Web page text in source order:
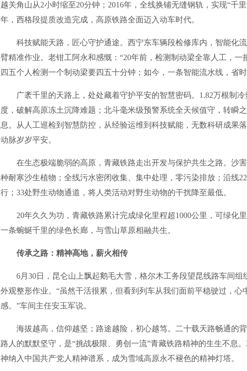
越关角山从2小时缩至20分钟；2016年，全线换铺无缝钢轨，实现“千
年，西格段提质改造完成，高原铁路全面迈入动车时代。
科技赋能天路，匠心守护通途。西宁东车辆段检修库内，智能化
臂精准作业。老钳工阿永和感慨：“20年前，检测制动梁全靠人工，一
四五个人检测一个制动梁要四五十分钟；如今，一条智能流水线，省
广袤千里的天路上，处处藏着守护平安的智慧密码。1.82万根制冷
度，破解高原冻土沉降难题；北斗毫米级预警系统全天候值守，转瞬
息。从人工巡检到智慧防控，从经验运维到科技赋能，无数科研成果
动脉岁岁平安。
在生态极端脆弱的高原，青藏铁路走出开发与保护共生之路。沙害
种耐寒沙生植物；全线污水密闭收集、集中处理，零污染排放；沿线
行；33处野生动物通道，将人类活动对野生动物的干扰降至最低。
20年久久为功，青藏铁路累计完成绿化里程超1000公里，可绿化里
一条蜿蜒千里的绿色长廊，与雪山草原相融共生。
传承之路：精神高地，薪火相传
6月30日，昆仑山上飘起鹅毛大雪，格尔木工务段望昆线路车间组
外观整形作业。“虽然干活很累，但看到列车从我们面前平稳驶过，心
感。”车间主任安玉军说。
海拔越高，信仰越坚；路途越险，初心越笃。二十载天路畅通的
路人的默默坚守，是“挑战极限、勇创一流”青藏铁路精神的生生不息
神纳入中国共产党人精神谱系，成为雪域高原永不褪色的精神灯塔。